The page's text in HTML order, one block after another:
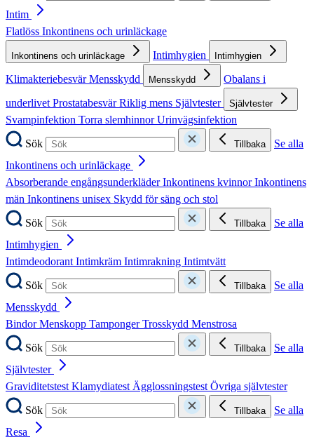
Intim
Flatlöss Inkontinens och urinläckage
Inkontinens och urinläckage Intimhygien Intimhygien
KlimakteriebesvärMensskydd Mensskydd
Obalans i
underlivetProstatabesvärRiklig mens Självtester Självtester
Svampinfektion Torra slemhinnorUrinvägsinfektion
Sök
Tillbaka
Se alla
Inkontinens och urinläckage
Absorberande engångsunderkläderInkontinens kvinnorInkontinens
män Inkontinens unisex Skydd för säng och stol
Sök
Tillbaka
Se alla
Intimhygien
IntimdeodorantIntimkräm Intimrakning Intimtvätt
Sök
Tillbaka
Se alla
Mensskydd
BindorMenskopp TampongerTrosskydd Menstrosa
Sök
Tillbaka
Se alla
Självtester
GraviditetstestKlamydiatestÄgglossningstestÖvriga självtester
Sök
Tillbaka
Se alla
Resa